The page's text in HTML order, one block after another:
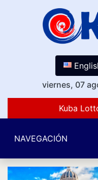
viernes, 07
Kuba
NAVEGACIÓN